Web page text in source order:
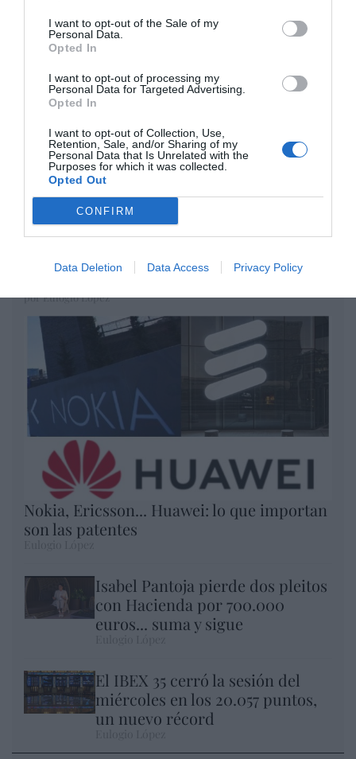
I want to opt-out of the Sale of my
Personal Data.
Opted In
I want to opt-out of processing my
Personal Data for Targeted Advertising.
Opted In
I want to opt-out of Collection, Use,
Retention, Sale, and/or Sharing of my
Personal Data that Is Unrelated with the
Purposes for which it was collected.
Opted Out
CONFIRM
Data Deletion Data Access Privacy Policy
Artículos anteriores
DIARIO DE LA CORRUPCIÓN SANCHISTA
Diario de la corrupción sanchista. Hazte
Oír se manifiesta delante de La Mareta:
“Pedro Sánchez es un criminal”
por Redacción
Artículos anteriores
Opinión
Enormes minucias
por Eulogio López
Nokia, Ericsson... Huawei: lo que importan
son las patentes
Isabel Pantoja pierde dos pleitos
con Hacienda por 700.000
euros... suma y sigue
El IBEX 35 cerró la sesión del
miércoles en los 20.057 puntos,
un nuevo récord